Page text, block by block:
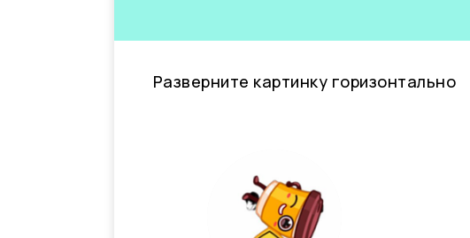
Разверните картинку горизонтально